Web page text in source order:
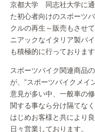
京都大学 同志社大学に通
た初心者向けのスポーツ
クルの再生～販売もさせ
ニアックなイタリア製バ
も積極的に行っております
スポーツバイク関連商品
が、”スポーツバイクメイ
意見が多い中、一般車の
関する事なら分け隔てな
はじめお客様と共により
日々営業しております。